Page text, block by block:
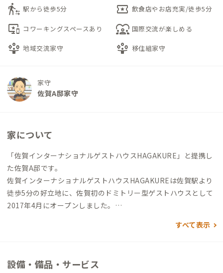
transfer_within_a_station 駅から徒歩5分 local_activity 飲食店やお店充実/徒歩5分
important_devices コワーキングスペースあり diversity_1 国際交流が楽しめる
person_play 地域交流家守 person_play 移住組家守
家守
佐賀A邸家守
家について
「佐賀インターナショナルゲストハウスHAGAKURE」と提携し
た佐賀A邸です。
佐賀インターナショナルゲストハウスHAGAKUREは佐賀駅より
徒歩5分の好立地に、佐賀初のドミトリー型ゲストハウスとして
2017年4月にオープンしました。
塗りやタイル貼りなどのワークショップを行った”みんなで創ろ
ただきました。多くの方の想いが詰まったアットホームなゲス
すべて表示
設備・備品・サービス